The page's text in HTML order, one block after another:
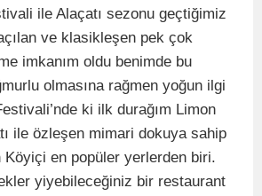
ile Alaçatı sezonu geçtiğimiz
ve klasikleşen pek çok
imkanım oldu benimde bu
olmasına rağmen yoğun ilgi
ki ilk durağım Limon
ile özleşen mimari dokuya sahip
Köyiçi en popüler yerlerden biri.
yiyebileceğiniz bir restaurant